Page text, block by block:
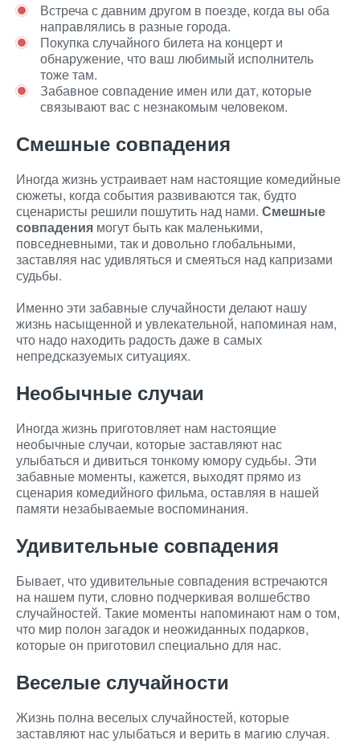
Встреча с давним другом в поезде, когда вы оба
направлялись в разные города.
Покупка случайного билета на концерт и
обнаружение, что ваш любимый исполнитель
тоже там.
Забавное совпадение имен или дат, которые
связывают вас с незнакомым человеком.
Смешные совпадения
Иногда жизнь устраивает нам настоящие комедийные
сюжеты, когда события развиваются так, будто
сценаристы решили пошутить над нами. Смешные
совпадения могут быть как маленькими,
повседневными, так и довольно глобальными,
заставляя нас удивляться и смеяться над капризами
судьбы.
Именно эти забавные случайности делают нашу
жизнь насыщенной и увлекательной, напоминая нам,
что надо находить радость даже в самых
непредсказуемых ситуациях.
Необычные случаи
Иногда жизнь приготовляет нам настоящие
необычные случаи, которые заставляют нас
улыбаться и дивиться тонкому юмору судьбы. Эти
забавные моменты, кажется, выходят прямо из
сценария комедийного фильма, оставляя в нашей
памяти незабываемые воспоминания.
Удивительные совпадения
Бывает, что удивительные совпадения встречаются
на нашем пути, словно подчеркивая волшебство
случайностей. Такие моменты напоминают нам о том,
что мир полон загадок и неожиданных подарков,
которые он приготовил специально для нас.
Веселые случайности
Жизнь полна веселых случайностей, которые
заставляют нас улыбаться и верить в магию случая.